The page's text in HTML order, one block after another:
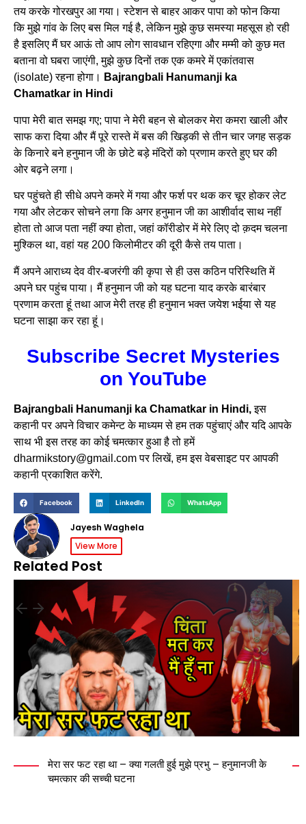
तय करके गोरखपुर आ गया। स्टेशन से बाहर आकर पापा को फोन किया
कि मुझे गांव के लिए बस मिल गई है, लेकिन मुझे कुछ समस्या महसूस हो रही
है इसलिए मैं घर आऊं तो आप लोग सावधान रहिएगा और मम्मी को कुछ मत
बताना वो घबरा जाएंगी, मुझे कुछ दिनों तक एक कमरे में एकांतवास
(isolate) रहना होगा।
Bajrangbali Hanumanji ka
Chamatkar in Hindi
पापा मेरी बात समझ गए; पापा ने मेरी बहन से बोलकर मेरा कमरा खाली और
साफ करा दिया और मैं पूरे रास्ते में बस की खिड़की से तीन चार जगह सड़क
के किनारे बने हनुमान जी के छोटे बड़े मंदिरों को प्रणाम करते हुए घर की
ओर बढ़ने लगा।
घर पहुंचते ही सीधे अपने कमरे में गया और फर्श पर थक कर चूर होकर लेट
गया और लेटकर सोचने लगा कि अगर हनुमान जी का आशीर्वाद साथ नहीं
होता तो आज पता नहीं क्या होता, जहां कॉरीडोर में मेरे लिए दो क़दम चलना
मुश्किल था, वहां यह 200 किलोमीटर की दूरी कैसे तय पाता।
मैं अपने आराध्य देव वीर-बजरंगी की कृपा से ही उस कठिन परिस्थिति में
अपने घर पहुंच पाया। मैं हनुमान जी को यह घटना याद करके बारंबार
प्रणाम करता हूं तथा आज मेरी तरह ही हनुमान भक्त जयेश भईया से यह
घटना साझा कर रहा हूं।
Subscribe Secret Mysteries
on YouTube
Bajrangbali Hanumanji ka Chamatkar in Hindi,इस
कहानी पर अपने विचार कमेन्ट के माध्यम से हम तक पहुंचाएं और यदि आपके
साथ भी इस तरह का कोई चमत्कार हुआ है तो हमें
dharmikstory@gmail.com पर लिखें, हम इस वेबसाइट पर आपकी
कहानी प्रकाशित करेंगे.
Facebook LinkedIn WhatsApp
Jayesh Waghela
View More
Related Post
मेरा सर फट रहा था – क्या गलती हुई मुझे प्रभु – हनुमानजी के
चमत्कार की सच्ची घटना